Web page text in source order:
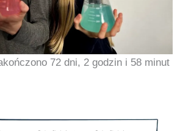
72 dni, 2 godzin i 58 minut